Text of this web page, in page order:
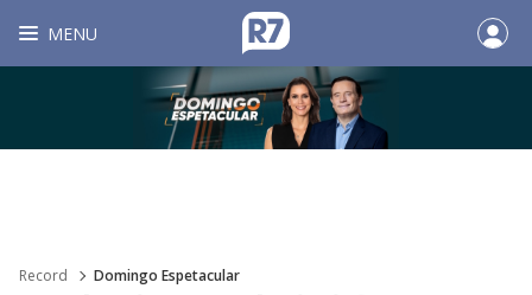
MENU
Record Domingo Espetacular